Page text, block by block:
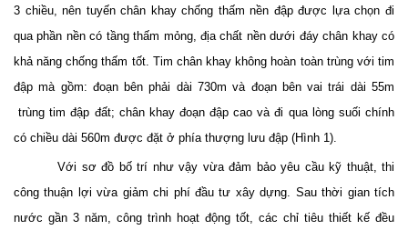
3 chiều, nên tuyến chân khay chống thấm nền đập được lựa chọn đi
qua phần nền có tầng thấm mỏng, địa chất nền dưới đáy chân khay có
khả năng chống thấm tốt. Tim chân khay không hoàn toàn trùng với tim
đập mà gồm: đoạn bên phải dài 730m và đoạn bên vai trái dài 55m
trùng tim đập đất; chân khay đoạn đập cao và đi qua lòng suối chính
có chiều dài 560m được đặt ở phía thượng lưu đập (Hình 1).
Với sơ đồ bố trí như vậy vừa đảm bảo yêu cầu kỹ thuật, thi
công thuận lợi vừa giảm chi phí đầu tư xây dựng. Sau thời gian tích
nước gần 3 năm, công trình hoạt động tốt, các chỉ tiêu thiết kế đều